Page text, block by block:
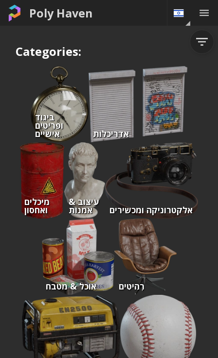
Poly Haven
Categories:
ביגוד
ופריטים
אישיים אדריכלות
מיכלים
ואחסון
עיצוב &
אמנות אלקטרוניקה ומכשירים
אוכל & מטבח רְהִיטִים